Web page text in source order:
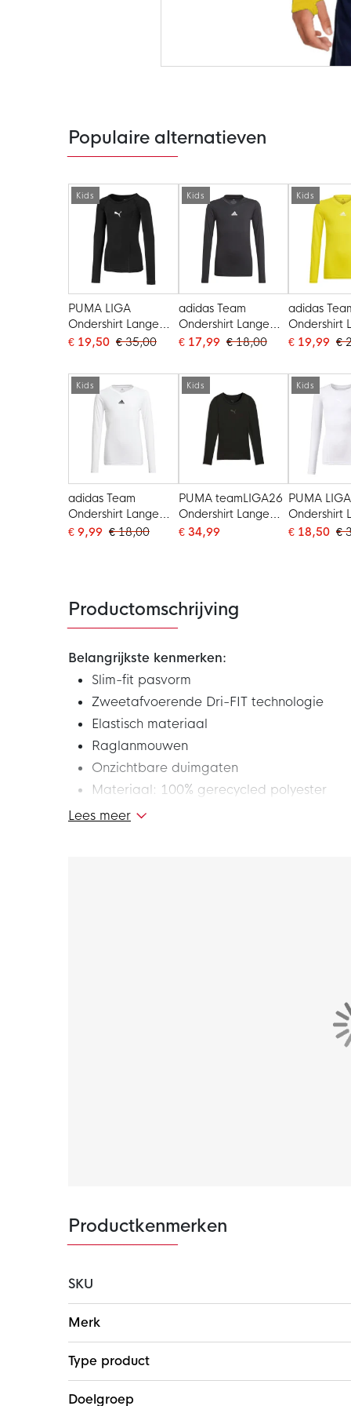
de
afbeeldingen-
gallerij
Populaire alternatieven
Kids
PUMA LIGA
Ondershirt Lange
Mouwen Kids Zwart
€ 19,50 € 35,00
Kids
adidas Team
Ondershirt Lange
Mouwen Kids Zwart
€ 17,99 € 18,00
Kids
adidas
Ondershirt
Mouwen
€ 19,99 €
Kids
adidas Team
Ondershirt Lange
Mouwen Kids Wit
€ 9,99 € 18,00
Kids
PUMA teamLIGA26
Ondershirt Lange
Mouwen Kids Zwart
€ 34,99
Kids
PUMA LIGA
Ondershirt
Mouwen
€ 18,50 €
Productomschrijving
Belangrijkste kenmerken:
Slim-fit pasvorm
Zweetafvoerende Dri-FIT technologie
Elastisch materiaal
Raglanmouwen
Onzichtbare duimgaten
Materiaal: 100% gerecycled polyester
Het Nike Park ondershirt is gemaakt van
Lees meer
Productkenmerken
SKU
informatie
Merk
Type product
Doelgroep